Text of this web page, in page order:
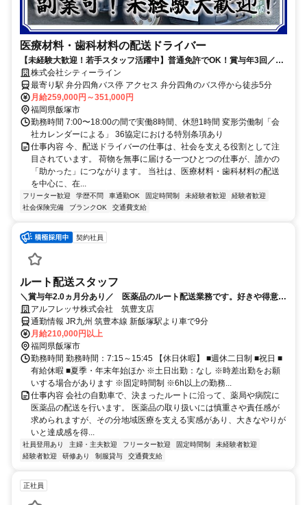
医療材料・歯科材料の配送ドライバー
【未経験大歓迎！若手スタッフ活躍中】普通免許でOK！賞与年3回／地
元で安定して働ける！
株式会社シティーライン
最寄り駅 弁分四角バス停 アクセス 弁分四角のバス停から徒歩5分
月給259,000円～351,000円
福岡県飯塚市
勤務時間 7:00〜18:00の間で実働8時間、休憩1時間 変形労働制「会
社カレンダーによる」 36協定における特別条項あり
仕事内容 今、配送ドライバーの仕事は、社会を支える役割として注
目されています。 荷物を無事に届ける一つひとつの仕事が、誰かの
「助かった」につながります。 当社は、医療材料・歯科材料の配送
を中心に、在...
フリーター歓迎 学歴不問 車通勤OK 固定時間制 未経験者歓迎
経験者歓迎
社会保険完備
ブランクOK 交通費支給
契約社員
ルート配送スタッフ
＼賞与年2.0ヵ月分あり／ 医薬品のルート配送業務です。好きや得意を
仕事にしませんか？充実研修で未経験でも安心 再配達なし、残業ほぼな
しの地域密着のお仕事です。
アルフレッサ株式会社 筑豊支店
通勤情報 JR九州 筑豊本線 新飯塚駅より車で9分
月給210,000円以上
福岡県飯塚市
勤務時間 勤務時間：7:15～15:45 【休日休暇】 ■週休二日制 ■祝日 ■
有給休暇 ■夏季・年末年始ほか ※土日出勤：なし ※時差出勤をお願
いする場合があります ※固定時間制 ※6h以上の勤務...
仕事内容 会社の自動車で、決まったルートに沿って、薬局や病院に
医薬品の配送を行います。 医薬品の取り扱いには慎重さや責任感が
求められますが、その分地域医療を支える実感があり、大きなやりが
いと達成感を得...
社員登用あり 主婦・主夫歓迎 フリーター歓迎 固定時間制
未経験者歓迎
経験者歓迎
研修あり 制服貸与 交通費支給
正社員